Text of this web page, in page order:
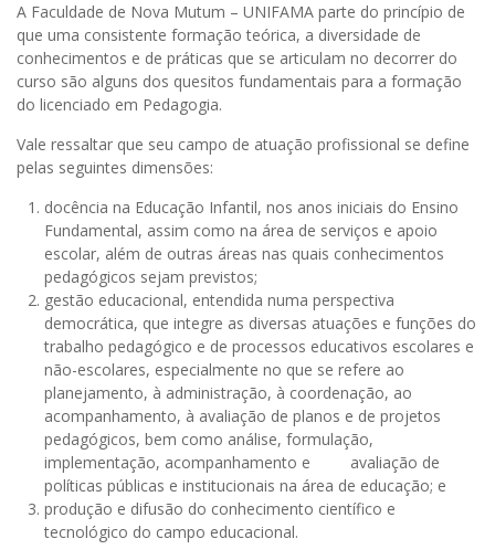
A Faculdade de Nova Mutum – UNIFAMA parte do princípio de
que uma consistente formação teórica, a diversidade de
conhecimentos e de práticas que se articulam no decorrer do
curso são alguns dos quesitos fundamentais para a formação
do licenciado em Pedagogia.
Vale ressaltar que seu campo de atuação profissional se define
pelas seguintes dimensões:
docência na Educação Infantil, nos anos iniciais do Ensino
Fundamental, assim como na área de serviços e apoio
escolar, além de outras áreas nas quais conhecimentos
pedagógicos sejam previstos;
gestão educacional, entendida numa perspectiva
democrática, que integre as diversas atuações e funções do
trabalho pedagógico e de processos educativos escolares e
não-escolares, especialmente no que se refere ao
planejamento, à administração, à coordenação, ao
acompanhamento, à avaliação de planos e de projetos
pedagógicos, bem como análise, formulação,
implementação, acompanhamento e avaliação de
políticas públicas e institucionais na área de educação; e
produção e difusão do conhecimento científico e
tecnológico do campo educacional.